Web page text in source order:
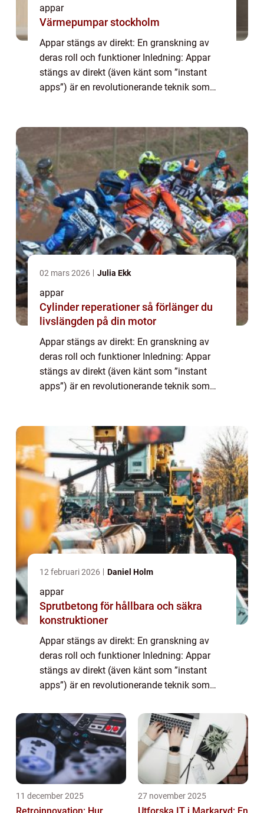
appar
Värmepumpar stockholm
Appar stängs av direkt: En granskning av
deras roll och funktioner Inledning: Appar
stängs av direkt (även känt som ”instant
apps”) är en revolutionerande teknik som
02 mars 2026 Julia Ekk
appar
Cylinder reperationer så förlänger du
livslängden på din motor
Appar stängs av direkt: En granskning av
deras roll och funktioner Inledning: Appar
stängs av direkt (även känt som ”instant
apps”) är en revolutionerande teknik som
12 februari 2026 Daniel Holm
appar
Sprutbetong för hållbara och säkra
konstruktioner
Appar stängs av direkt: En granskning av
deras roll och funktioner Inledning: Appar
stängs av direkt (även känt som ”instant
apps”) är en revolutionerande teknik som
appar utan att behöva ladda ne...
11 december 2025 27 november 2025